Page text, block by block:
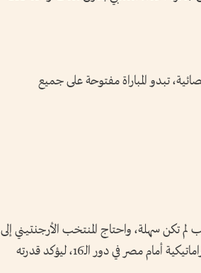
تبدو المباراة مفتوحة على جميع
لم تكن سهلة، واحتاج المنتخب الأرجنتيني إلى
وقت إضافي لتجاوز الرأس الأخضر، قبل أن يحقق عودة دراماتيكية أمام مصر في دور الـ16، ليؤكد قدرته